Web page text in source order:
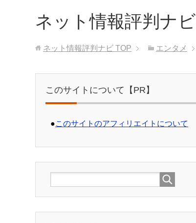
ネット情報評判ナビ
ネット情報評判ナビ TOP エンタメ
このサイトについて【PR】
●このサイトのアフィリエイトについて